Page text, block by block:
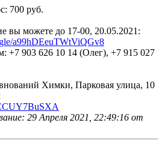
700 руб.
вы можете до 17-00, 20.05.2021:
a99hDEeuTWtViQGv8
+7 903 626 10 14 (Олег), +7 915 027
Химки, Парковая улица, 10
29 Апреля 2021, 22:49:16 от